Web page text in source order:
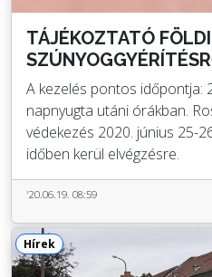
TÁJÉKOZTATÓ FÖLDI
A kezelés pontos időpontja:
napnyugta utáni órákban.
védekezés 2020. június 25-
időben kerül elvégzésre.
'20.06.19. 08:59
Hírek